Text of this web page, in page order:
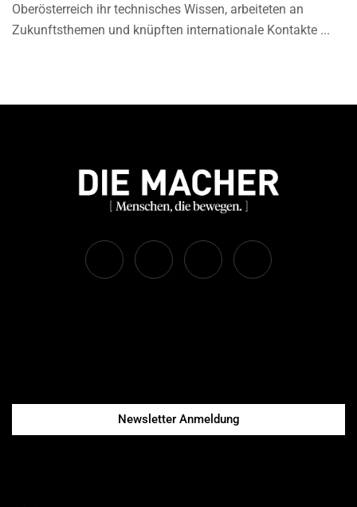
Oberösterreich ihr technisches Wissen, arbeiteten an
Zukunftsthemen und knüpften internationale Kontakte
Newsletter Anmeldung